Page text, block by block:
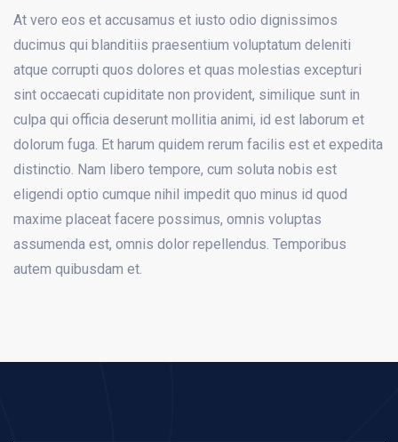
At vero eos et accusamus et iusto odio dignissimos
ducimus qui blanditiis praesentium voluptatum deleniti
atque corrupti quos dolores et quas molestias excepturi
sint occaecati cupiditate non provident, similique sunt in
culpa qui officia deserunt mollitia animi, id est laborum et
dolorum fuga. Et harum quidem rerum facilis est et expedita
distinctio. Nam libero tempore, cum soluta nobis est
eligendi optio cumque nihil impedit quo minus id quod
maxime placeat facere possimus, omnis voluptas
assumenda est, omnis dolor repellendus. Temporibus
autem quibusdam et.